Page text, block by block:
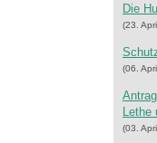
Die
(23.
(06.
Lethe
(03.